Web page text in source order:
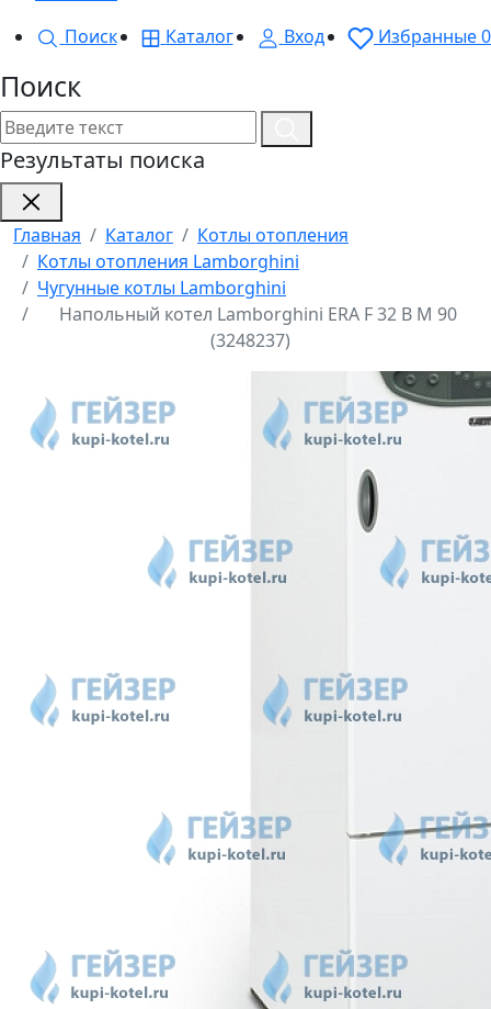
Поиск
Каталог Вход Избранные0
Поиск
Результаты поиска
Главная Каталог
Котлы отопления
Котлы отопления Lamborghini
Чугунные котлы Lamborghini
Напольный котел Lamborghini ERA F 32 B M 90
(3248237)